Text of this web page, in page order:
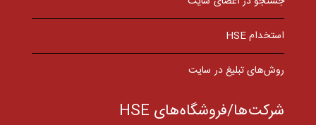
استخدام HSE
روش‌های تبلیغ در سایت
شرکت‌ها/فروشگاه‌های HSE